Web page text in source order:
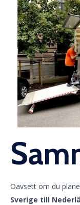
Oavsett om du
Sverige till